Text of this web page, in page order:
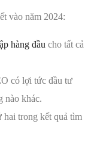
vào năm 2024:
hàng đầu cho tất cả
có lợi tức đầu tư
nào khác.
hai trong kết quả tìm